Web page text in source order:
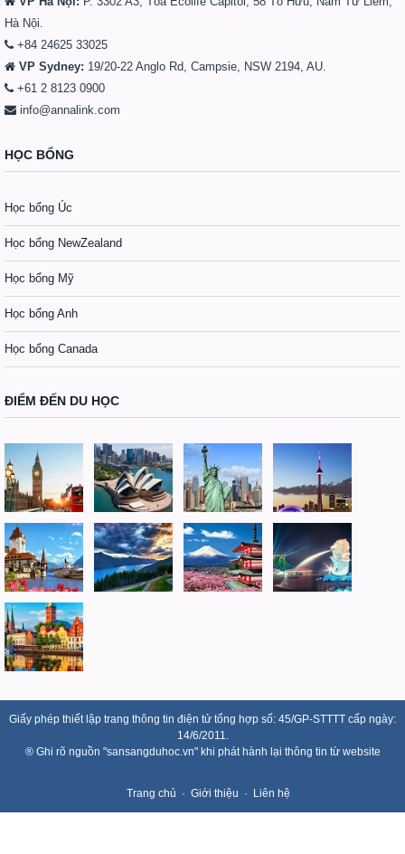
Hà Nội.
+84 24625 33025
VP Sydney: 19/20-22 Anglo Rd, Campsie, NSW 2194, AU.
+61 2 8123 0900
info@annalink.com
HỌC BỔNG
Học bổng Úc
Học bổng NewZealand
Học bổng Mỹ
Học bổng Anh
Học bổng Canada
ĐIỂM ĐẾN DU HỌC
Giấy phép thiết lập trang thông tin điện tử tổng hợp số: 45/GP-STTTT cấp ngày:
14/6/2011.
® Ghi rõ nguồn "sansangduhoc.vn" khi phát hành lại thông tin từ website
Trang chủ Giới thiệu Liên hệ